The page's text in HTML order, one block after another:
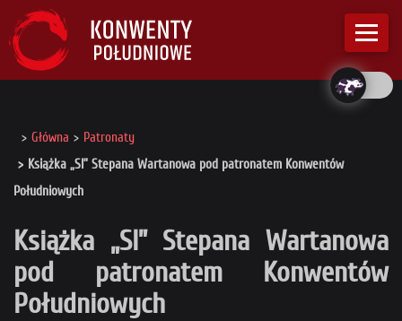
Główna
Patronaty
Książka „SI” Stepana Wartanowa pod patronatem Konwentów
Południowych
Książka „SI” Stepana Wartanowa
pod patronatem Konwentów
Południowych